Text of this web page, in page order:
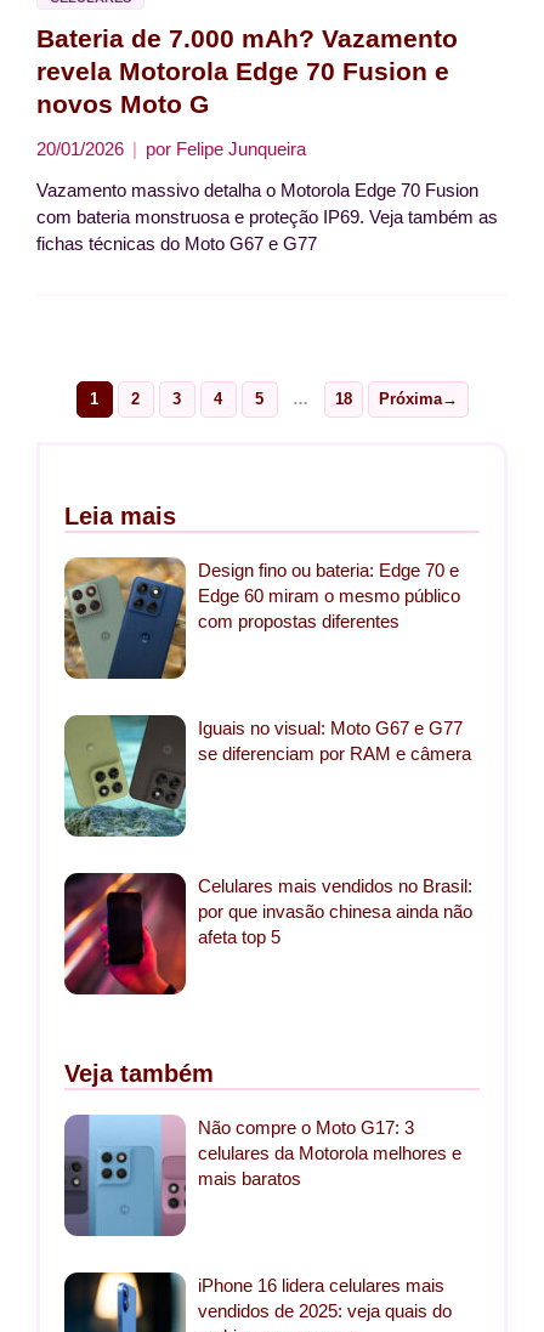
Bateria de 7.000 mAh? Vazamento
revela Motorola Edge 70 Fusion e
novos Moto G
20/01/2026 por Felipe Junqueira
Vazamento massivo detalha o Motorola Edge 70 Fusion
com bateria monstruosa e proteção IP69. Veja também as
fichas técnicas do Moto G67 e G77
Page
1
Page
2
Page
3
Page
4
Page
5
…
Page
18 Próxima→
Leia mais
Design fino ou bateria: Edge 70 e
Edge 60 miram o mesmo público
com propostas diferentes
Iguais no visual: Moto G67 e G77
se diferenciam por RAM e câmera
Celulares mais vendidos no Brasil:
por que invasão chinesa ainda não
afeta top 5
Veja também
Não compre o Moto G17: 3
celulares da Motorola melhores e
mais baratos
iPhone 16 lidera celulares mais
vendidos de 2025: veja quais do